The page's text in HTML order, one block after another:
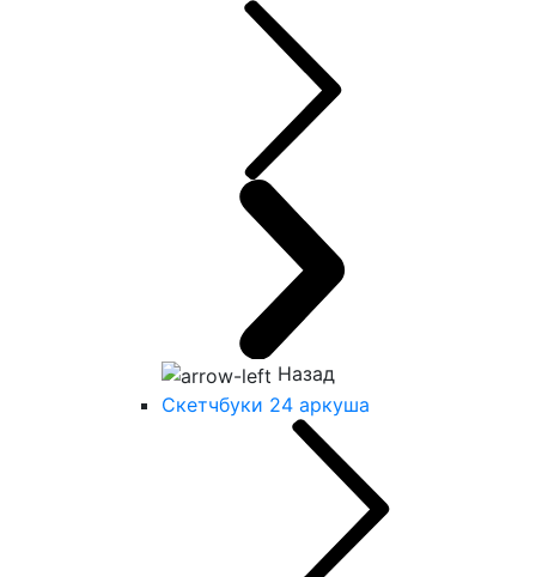
Назад
Скетчбуки 24 аркуша